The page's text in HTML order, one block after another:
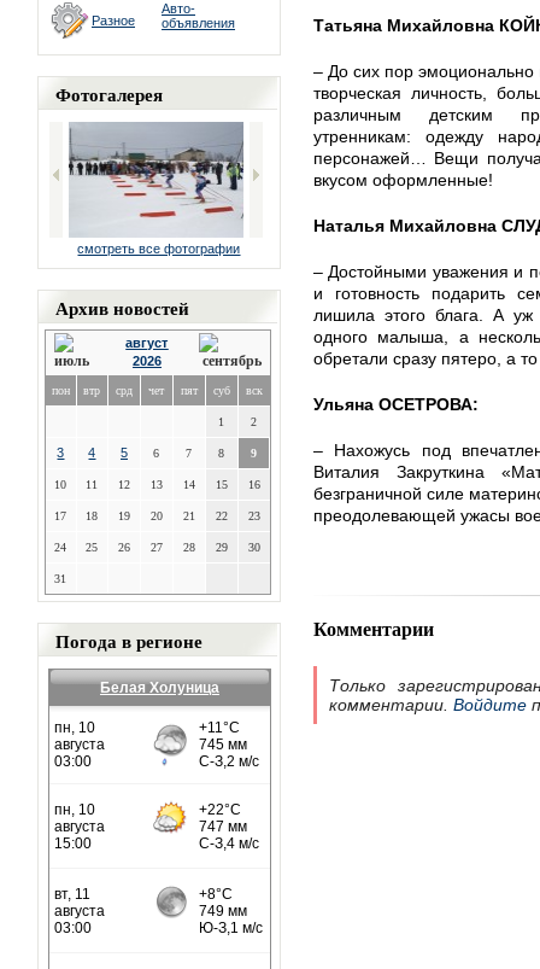
Разное
Авто-
объявления
Фотогалерея
смотреть все фотографии
Архив новостей
август
2026
пон втр срд чет пят суб вск
1 2
3 4 5 6 7 8 9
10 11 12 13 14 15 16
17 18 19 20 21 22 23
24 25 26 27 28 29 30
31
Погода в регионе
Белая Холуница
Татьяна Михайловна
– До сих пор
творческая личность,
различным детским
утренникам: одежду
персонажей… Вещи
вкусом оформленные!
Наталья Михайловна
– Достойными уважения и
и готовность подарить
лишила этого блага. А
одного малыша, а
обретали сразу пятеро, а
Ульяна ОСЕТРОВА:
– Нахожусь под
Виталия Закруткина
безграничной силе
преодолевающей ужасы
Комментарии
Только
комментарии. Войдите